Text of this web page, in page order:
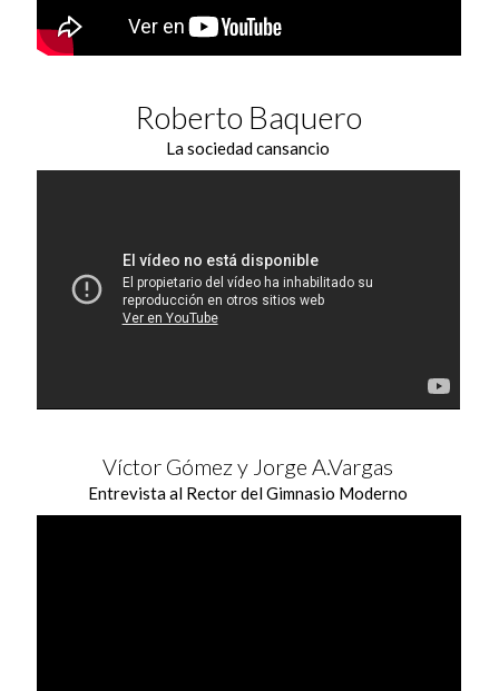
Roberto Baquero
La sociedad cansancio
Víctor Gómez y Jorge A.Vargas
Entrevista al Rector del Gimnasio Moderno